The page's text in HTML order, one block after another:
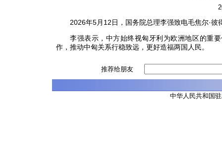
2026年5月12日，国务院总理李强致电毛焦尔·彼
李强表示，中方始终视匈牙利为欧洲地区的重
作，推动中匈关系行稳致远，更好造福两国人民。
推荐给朋友
中华人民共和国